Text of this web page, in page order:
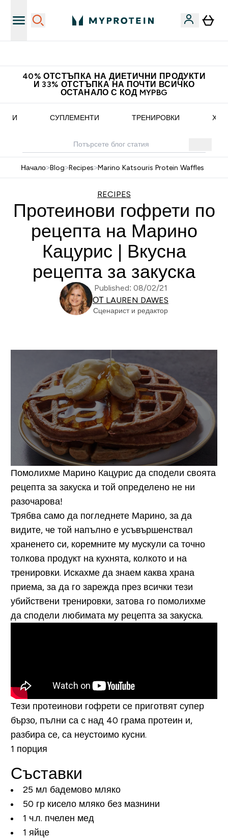
40% ОТСТЪПКА НА ДИЕТИЧНИ ПРОДУКТИ
И 33% ОТСТЪПКА НА ПОЧТИ ВСИЧКО
ОСТАНАЛО С КОД MYPBG
СУПЛЕМЕНТИ ТРЕНИРОВКИ
Начало>Blog>Recipes>Marino Katsouris Protein Waffles
RECIPES
Протеинови гофрети по
рецепта на Марино
Кацурис | Вкусна
рецепта за закуска
Published: 08/02/21
ОТ LAUREN DAWES
Сценарист и редактор
Помолихме Марино Кацурис да сподели своята
рецепта за закуска и той определено не ни
разочарова!
Трябва само да погледнете Марино, за да
видите, че той напълно е усъвършенствал
храненето си, коремните му мускули са точно
толкова продукт на кухнята, колкото и на
тренировки. Искахме да знаем каква храна
приема, за да го зарежда през всички тези
убийствени тренировки, затова го помолихме
да сподели любимата му рецепта за закуска.
Тези протеинови гофрети се приготвят супер
бързо, пълни са с над 40 грама протеин и,
разбира се, са неустоимо кусни.
1 порция
Съставки
25 мл бадемово мляко
50 гр кисело мляко без мазнини
1 ч.л. пчелен мед
1 яйце